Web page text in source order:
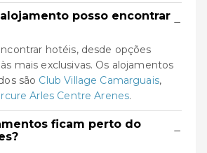
posso encontrar −
hotéis, desde opções
mais exclusivas. Os alojamentos
são Club Village Camarguais,
Arles Centre Arenes.
ficam perto do
−